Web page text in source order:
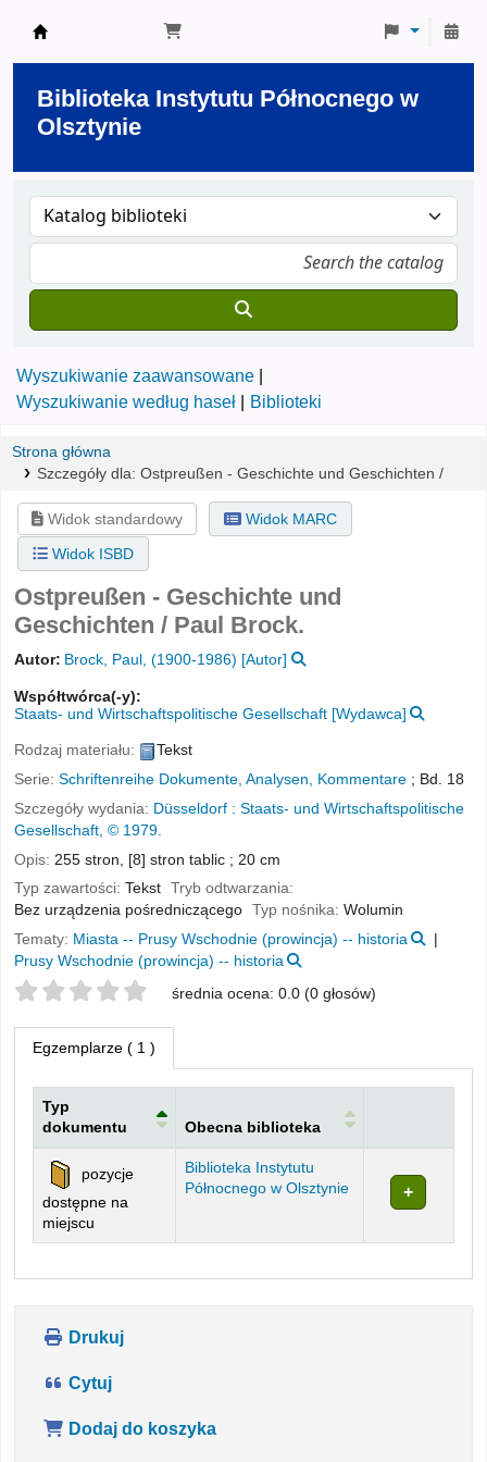
Biblioteka Instytutu Północnego w
Olsztynie
Wyszukiwanie zaawansowane
Wyszukiwanie według haseł
Biblioteki
Strona główna
Szczegóły dla: Ostpreußen - Geschichte und Geschichten /
Widok standardowy
Widok MARC
Widok ISBD
Ostpreußen - Geschichte und
Geschichten / Paul Brock.
Autor: Brock, Paul , (1900-1986) [Autor]
Współtwórca(-y):
Staats- und Wirtschaftspolitische Gesellschaft [Wydawca]
Rodzaj materiału:
Tekst
Serie: Schriftenreihe Dokumente, Analysen, Kommentare ; Bd. 18
Szczegóły wydania: Düsseldorf : Staats- und Wirtschaftspolitische
Gesellschaft, © 1979.
Opis: 255 stron, [8] stron tablic ; 20 cm
Typ zawartości: Tekst
Tryb odtwarzania:
Bez urządzenia pośredniczącego
Typ nośnika:Wolumin
Tematy: Miasta -- Prusy Wschodnie (prowincja) -- historia
Prusy Wschodnie (prowincja) -- historia
Twoje oceny średnia ocena: 0.0 (0 głosów)
Egzemplarze ( 1 )
Egzemplarze
Typ
dokumentu
Obecna biblioteka
pozycje
dostępne na
miejscu
Biblioteka Instytutu
Północnego w Olsztynie
Drukuj
Cytuj
Dodaj do koszyka